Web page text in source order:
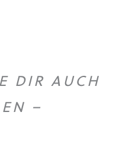
DIR AUCH
–